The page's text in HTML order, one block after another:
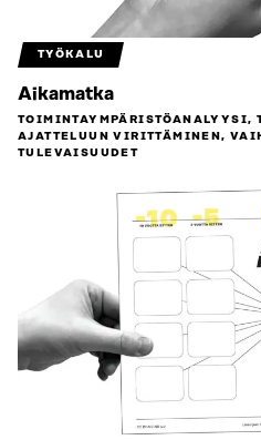
TYÖKALU
Aikamatka
TOIMINTAYMPÄRISTÖ­ANALYYSI,
AJATTELUUN VIRITTÄMINEN,
TULEVAISUUDET